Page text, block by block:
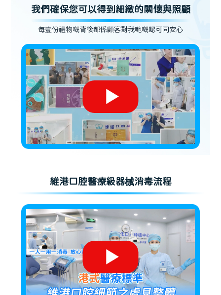
我們確保您可以得到細緻的關懷與照顧
每壹份禮物嘅背後都係顧客對我哋嘅認可同安心
維港口腔醫療級器械消毒流程